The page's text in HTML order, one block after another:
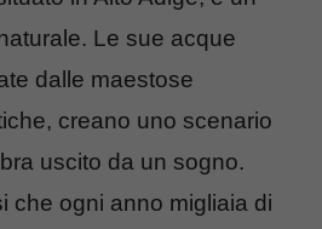
Le sue acque
dalle maestose
creano uno scenario
uscito da un sogno.
che ogni anno migliaia di